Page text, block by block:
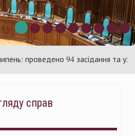
проведено 94 засідання та
справ